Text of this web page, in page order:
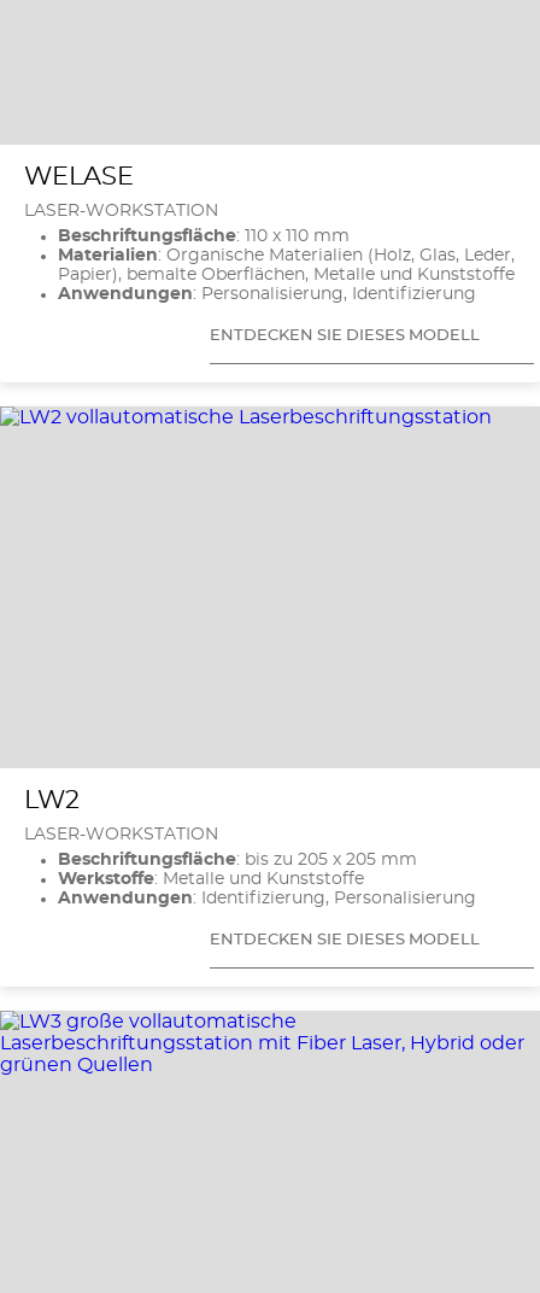
WELASE
LASER-WORKSTATION
Beschriftungsfläche: 110 x 110 mm
Materialien: Organische Materialien (Holz, Glas, Leder,
Papier), bemalte Oberflächen, Metalle und Kunststoffe
Anwendungen: Personalisierung, Identifizierung
ENTDECKEN SIE DIESES MODELL
LW2
LASER-WORKSTATION
Beschriftungsfläche: bis zu 205 x 205 mm
Werkstoffe: Metalle und Kunststoffe
Anwendungen: Identifizierung, Personalisierung
ENTDECKEN SIE DIESES MODELL